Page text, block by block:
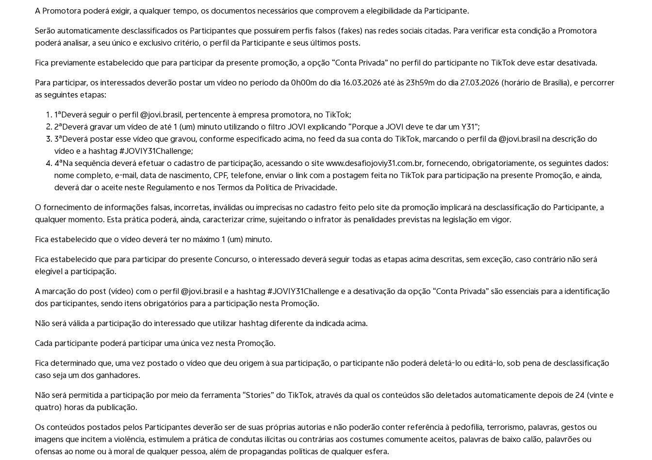
A Promotora poderá exigir, a qualquer tempo, os documentos necessários que comprovem a elegibilidade da Participante.
Serão automaticamente desclassificados os Participantes que possuírem perfis falsos (fakes) nas redes sociais citadas. Para verificar esta condição a Promotora
poderá analisar, a seu único e exclusivo critério, o perfil da Participante e seus últimos posts.
Fica previamente estabelecido que para participar da presente promoção, a opção “Conta Privada” no perfil do participante no TikTok deve estar desativada.
Para participar, os interessados deverão postar um vídeo no período da 0h00m do dia 16.03.2026 até às 23h59m do dia 27.03.2026 (horário de Brasília), e percorrer
as seguintes etapas:
1ªDeverá seguir o perfil @jovi.brasil, pertencente à empresa promotora, no TikTok;
2ªDeverá gravar um vídeo de até 1 (um) minuto utilizando o filtro JOVI explicando “Porque a JOVI deve te dar um Y31”;
3ªDeverá postar esse vídeo que gravou, conforme especificado acima, no feed da sua conta do TikTok, marcando o perfil da @jovi.brasil na descrição do
vídeo e a hashtag #JOVIY31Challenge;
4ªNa sequência deverá efetuar o cadastro de participação, acessando o site www.desafiojoviy31.com.br, fornecendo, obrigatoriamente, os seguintes dados:
nome completo, e-mail, data de nascimento, CPF, telefone, enviar o link com a postagem feita no TikTok para participação na presente Promoção, e ainda,
deverá dar o aceite neste Regulamento e nos Termos da Política de Privacidade.
O fornecimento de informações falsas, incorretas, inválidas ou imprecisas no cadastro feito pelo site da promoção implicará na desclassificação do Participante, a
qualquer momento. Esta prática poderá, ainda, caracterizar crime, sujeitando o infrator às penalidades previstas na legislação em vigor.
Fica estabelecido que o vídeo deverá ter no máximo 1 (um) minuto.
Fica estabelecido que para participar do presente Concurso, o interessado deverá seguir todas as etapas acima descritas, sem exceção, caso contrário não será
elegível a participação.
A marcação do post (vídeo) com o perfil @jovi.brasil e a hashtag #JOVIY31Challenge e a desativação da opção “Conta Privada” são essenciais para a identificação
dos participantes, sendo itens obrigatórios para a participação nesta Promoção.
Não será válida a participação do interessado que utilizar hashtag diferente da indicada acima.
Cada participante poderá participar uma única vez nesta Promoção.
Fica determinado que, uma vez postado o vídeo que deu origem à sua participação, o participante não poderá deletá-lo ou editá-lo, sob pena de desclassificação
caso seja um dos ganhadores.
Não será permitida a participação por meio da ferramenta “Stories” do TikTok, através da qual os conteúdos são deletados automaticamente depois de 24 (vinte e
quatro) horas da publicação.
Os conteúdos postados pelos Participantes deverão ser de suas próprias autorias e não poderão conter referência à pedofilia, terrorismo, palavras, gestos ou
imagens que incitem a violência, estimulem a prática de condutas ilícitas ou contrárias aos costumes comumente aceitos, palavras de baixo calão, palavrões ou
ofensas ao nome ou à moral de qualquer pessoa, além de propagandas políticas de qualquer esfera.